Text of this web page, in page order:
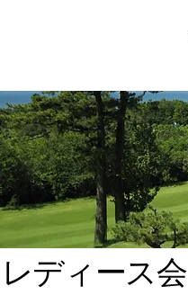
レディース会